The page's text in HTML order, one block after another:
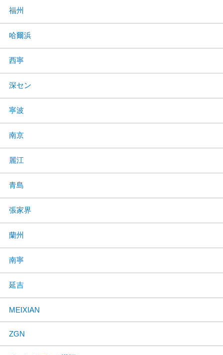
福州
哈爾浜
西寧
深セン
寧波
南京
麗江
青島
張家界
蘭州
南寧
延吉
MEIXIAN
ZGN